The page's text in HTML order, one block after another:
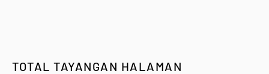
TOTAL TAYANGAN HALAMAN